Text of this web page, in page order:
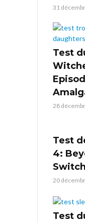
31
Test
28
Test
4:
20
Test